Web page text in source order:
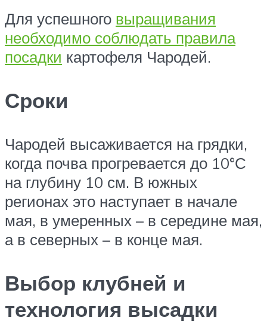
Для успешного выращивания
необходимо соблюдать правила
посадки картофеля Чародей.
Сроки
Чародей высаживается на грядки,
когда почва прогревается до 10°С
на глубину 10 см. В южных
регионах это наступает в начале
мая, в умеренных – в середине мая,
а в северных – в конце мая.
Выбор клубней и
технология высадки